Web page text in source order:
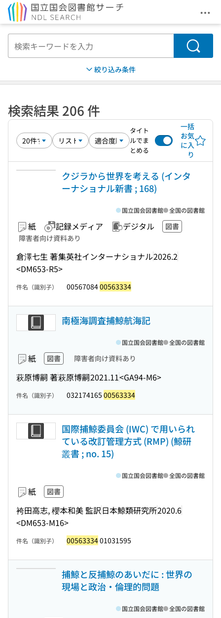
メ
検索
絞り込み条件
検索結果 206 件
タイト
ルでま
とめる
一括
お気
に入
り
クジラから世界を考える (インタ
ーナショナル新書 ; 168)
紙 記録メディア デジタル
図書
障害者向け資料あり
倉澤七生 著集英社インターナショナル2026.2
<DM653-R5>
国立国会図書館 全国の図書館
件名（識別子） 0056708400563334
南極海調査捕鯨航海記
紙 図書 障害者向け資料あり
萩原博嗣 著萩原博嗣2021.11<GA94-M6>
国立国会図書館 全国の図書館
件名（識別子） 032174165 00563334
国際捕鯨委員会 (IWC) で用いられ
ている改訂管理方式 (RMP) (鯨研
叢書 ; no. 15)
紙 図書
袴田高志, 櫻本和美 監訳日本鯨類研究所2020.6
<DM653-M16>
国立国会図書館 全国の図書館
件名（識別子） 0056333401031595
捕鯨と反捕鯨のあいだに : 世界の
現場と政治・倫理的問題
国立国会図書館 全国の図書館